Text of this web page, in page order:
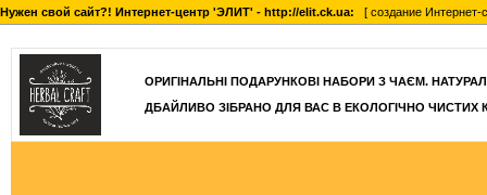
Нужен свой сайт?! Интернет-центр 'ЭЛИТ' - http://elit.ck.ua: [ создание Интернет-
ОРИГІНАЛЬНІ ПОДАРУНКОВІ НАБОРИ З ЧАЄМ.
ДБАЙЛИВО ЗІБРАНО ДЛЯ ВАС В ЕКОЛОГІЧНО ЧИСТИХ